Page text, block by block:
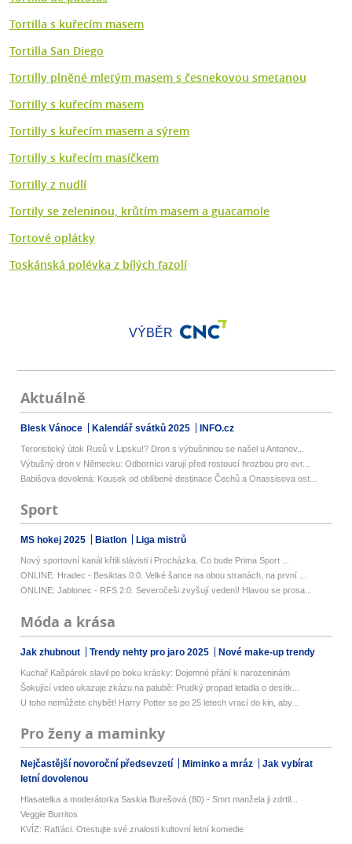
Tortilla s kuřecím masem
Tortilla San Diego
Tortilly plněné mletým masem s česnekovou smetanou
Tortilly s kuřecím masem
Tortilly s kuřecím masem a sýrem
Tortilly s kuřecím masíčkem
Tortilly z nudlí
Tortily se zeleninou, krůtím masem a guacamole
Tortové oplátky
Toskánská polévka z bílých fazolí
VÝBĚR
Aktuálně
Blesk Vánoce Kalendář svátků 2025 INFO.cz
Teroristický útok Rusů v Lipsku!? Dron s výbušninou se našel u Antonov...
Výbušný dron v Německu: Odborníci varují před rostoucí hrozbou pro evr...
Babišova dovolená: Kousek od oblíbené destinace Čechů a Onassisova ost...
Sport
MS hokej 2025 Biatlon Liga mistrů
Nový sportovní kanál křtili slávisti i Procházka. Co bude Prima Sport ...
ONLINE: Hradec - Besiktas 0:0. Velké šance na obou stranách, na první ...
ONLINE: Jablonec - RFS 2:0. Severočeši zvyšují vedení! Hlavou se prosa...
Móda a krása
Jak zhubnout Trendy nehty pro jaro 2025 Nové make-up trendy
Kuchař Kašpárek slavil po boku krásky: Dojemné přání k narozeninám
Šokující video ukazuje zkázu na palubě: Prudký propad letadla o desítk...
U toho nemůžete chybět! Harry Potter se po 25 letech vrací do kin, aby...
Pro ženy a maminky
Nejčastější novoroční předsevzetí Miminko a mráz
Jak vybírat
letní dovolenou
Hlasatelka a moderátorka Saskia Burešová (80) - Smrt manžela ji zdrtil...
Veggie Burritos
KVÍZ: Rafťáci. Otestujte své znalosti kultovní letní komedie